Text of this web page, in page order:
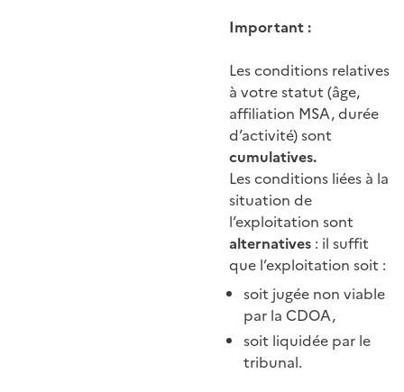
Important :
Les conditions relatives
à votre statut (âge,
affiliation MSA, durée
d’activité) sont
cumulatives.
Les conditions liées à la
situation de
l’exploitation sont
alternatives : il suffit
que l’exploitation soit :
soit jugée non viable
par la CDOA,
soit liquidée par le
tribunal.